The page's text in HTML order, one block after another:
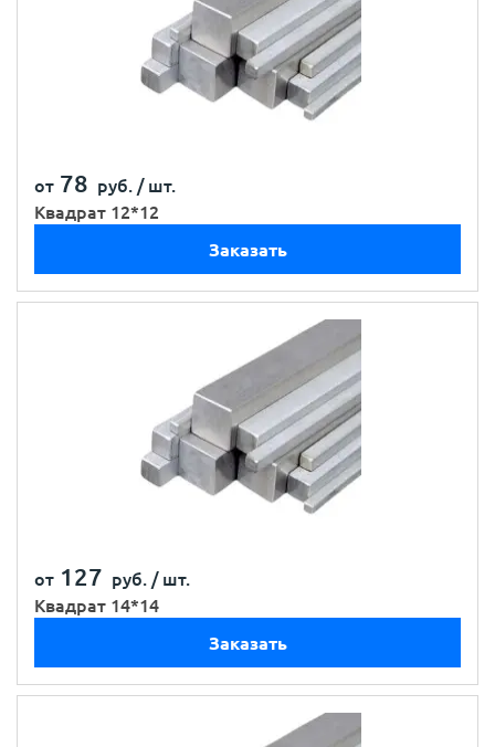
от 78 руб. / шт.
Квадрат 12*12
Заказать
от 127 руб. / шт.
Квадрат 14*14
Заказать